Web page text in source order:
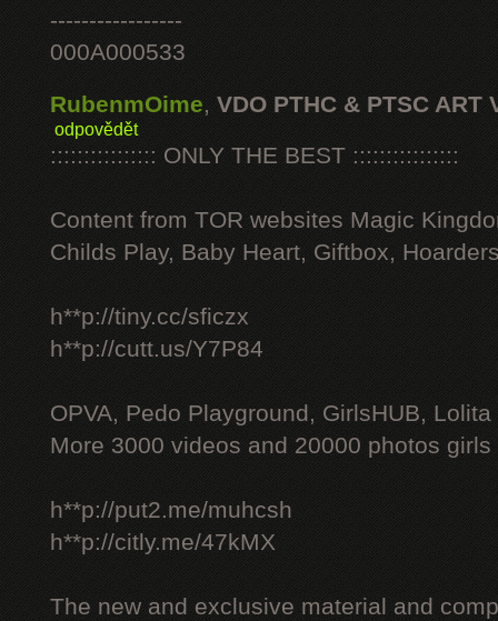
-----------------
000A000533
RubenmOime, VDO PTHC & PTSC ART
odpovědět
:::::::::::::::: ONLY THE BEST ::::::::::::::::
Content from TOR websites Magic
Childs Play, Baby Heart, Giftbox,
h**p://tiny.cc/sficzx
h**p://cutt.us/Y7P84
OPVA, Pedo Playground, GirlsHUB, Lolita
More 3000 videos and 20000 photos
h**p://put2.me/muhcsh
h**p://citly.me/47kMX
The new and exclusive material and